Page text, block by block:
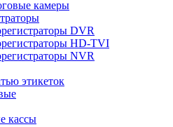
камеры
DVR
HD-TVI
NVR
этикеток
кассы